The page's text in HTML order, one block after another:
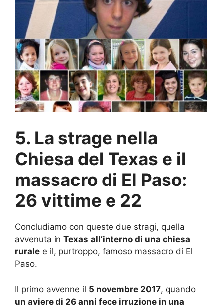
5. La strage nella
Chiesa del Texas e il
massacro di El Paso:
26 vittime e 22
Concludiamo con queste due stragi, quella
avvenuta in Texas all’interno di una chiesa
rurale e il, purtroppo, famoso massacro di El
Paso.
Il primo avvenne il 5 novembre 2017, quando
un aviere di 26 anni fece irruzione in una